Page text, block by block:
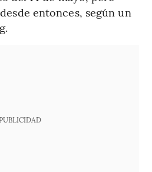
entonces, según un